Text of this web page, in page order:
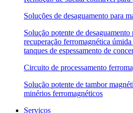
Soluções de desaguamento para
Solução potente de
recuperação ferromagnética
tanques de espessamento de
Circuito de processamento
Solução potente de tambor
minérios ferromagnéticos
Serviços